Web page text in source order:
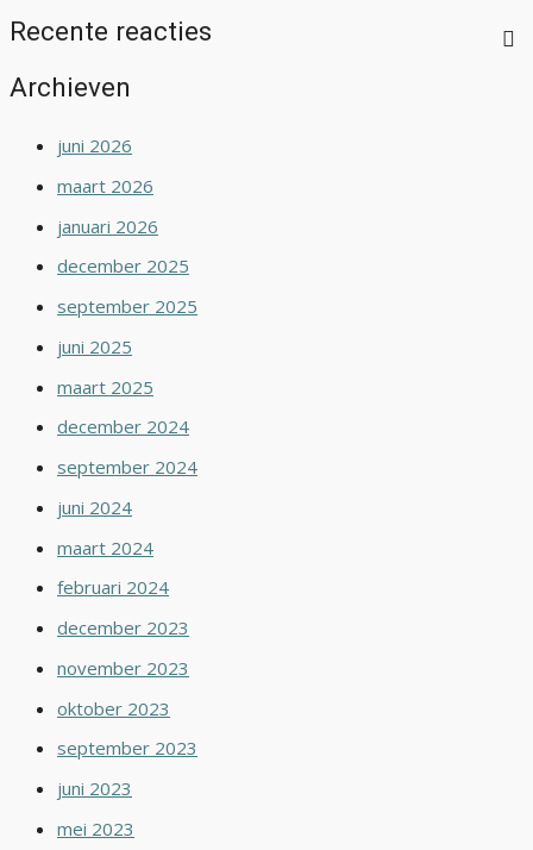
Recente reacties
Archieven
juni 2026
maart 2026
januari 2026
december 2025
september 2025
juni 2025
maart 2025
december 2024
september 2024
juni 2024
maart 2024
februari 2024
december 2023
november 2023
oktober 2023
september 2023
juni 2023
mei 2023